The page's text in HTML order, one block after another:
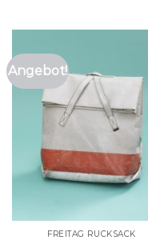
Angebot!
FREITAG RUCKSACK